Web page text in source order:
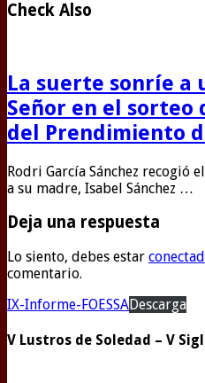
Check Also
La suerte sonríe a
Señor en el sorteo
del Prendimiento
Rodri García Sánchez recogió
a su madre, Isabel Sánchez …
Deja una respuesta
Lo siento, debes estar
comentario.
IX-Informe-FOESSADescarga
V Lustros de Soledad – V